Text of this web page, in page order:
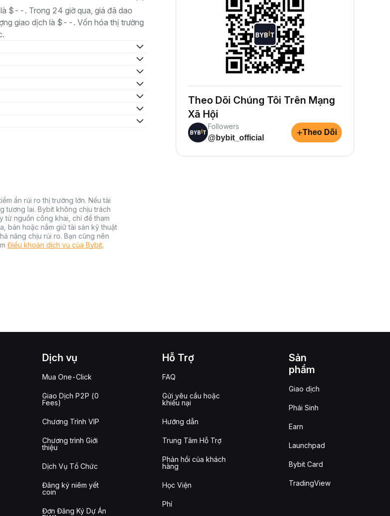
$--. Trong 24 giờ qua, giá đã dao
giao dịch là $--. Vốn hóa thị trường
ẩn rủi ro thị trường lớn. Nếu tài
tương lai. Bybit không chịu trách
từ nguồn công khai, chỉ để tham
bán hoặc nắm giữ tài sản kỹ thuật
năng chịu rủi ro. Bạn cũng nên
Điều khoản dịch vụ của Bybit.
Theo Dõi Chúng Tôi Trên Mạng
Xã Hội
Followers
@bybit_official
+Theo Dõi
Dịch vụ
Mua One-Click
Giao Dịch P2P (0
Fees)
Chương Trình VIP
Chương trình Giới
thiệu
Dịch Vụ Tổ Chức
Đăng ký niêm yết
coin
Đơn Đăng Ký Dự Án
Hỗ Trợ
FAQ
Gửi yêu cầu hoặc
khiếu nại
Hướng dẫn
Trung Tâm Hỗ Trợ
Phản hồi của khách
hàng
Học Viện
Phí
Sản
phẩm
Giao dịch
Phái Sinh
Earn
Launchpad
Bybit Card
TradingView